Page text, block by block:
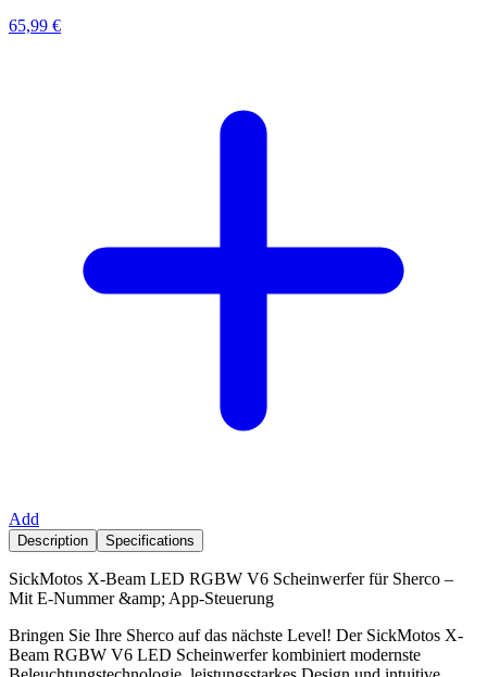
65,99 €
Add
Description Specifications
SickMotos X-Beam LED RGBW V6 Scheinwerfer für Sherco –
Mit E-Nummer &amp; App-Steuerung
Bringen Sie Ihre Sherco auf das nächste Level! Der SickMotos X-
Beam RGBW V6 LED Scheinwerfer kombiniert modernste